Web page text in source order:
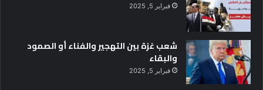
فبراير 5, 2025
شعب غزة بين التهجير والفناء أو الصمود
والبقاء
فبراير 5, 2025